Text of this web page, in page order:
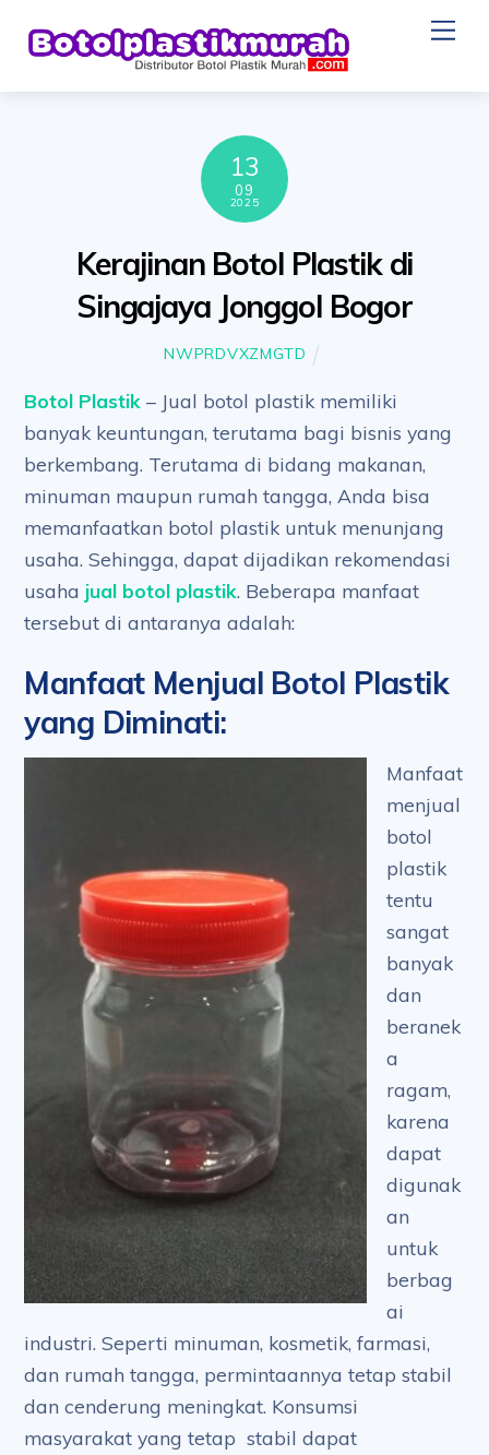
13
09
2025
Kerajinan Botol Plastik di
Singajaya Jonggol Bogor
NWPRDVXZMGTD
Botol Plastik – Jual botol plastik memiliki
banyak keuntungan, terutama bagi bisnis yang
berkembang. Terutama di bidang makanan,
minuman maupun rumah tangga, Anda bisa
memanfaatkan botol plastik untuk menunjang
usaha. Sehingga, dapat dijadikan rekomendasi
usaha jual botol plastik. Beberapa manfaat
tersebut di antaranya adalah:
Manfaat Menjual Botol Plastik
yang Diminati:
Manfaat
menjual
botol
plastik
tentu
sangat
banyak
dan
beranek
a
ragam,
karena
dapat
digunak
an
untuk
berbag
ai
industri. Seperti minuman, kosmetik, farmasi,
dan rumah tangga, permintaannya tetap stabil
dan cenderung meningkat. Konsumsi
masyarakat yang tetap stabil dapat